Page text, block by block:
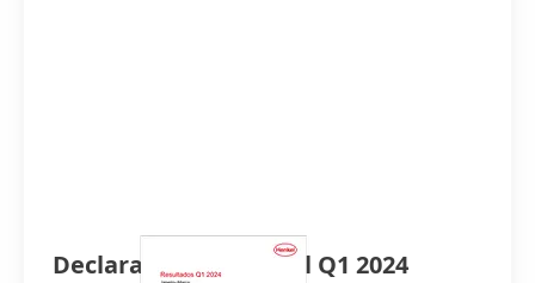
Declaração trimestral Q1 2024